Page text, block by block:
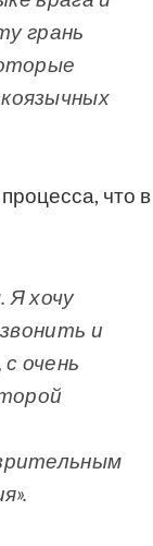
грань
что в
Я хочу
и
очень